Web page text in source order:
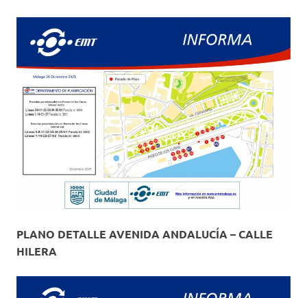
PLANO DETALLE AVENIDA ANDALUCÍA – CALLE
HILERA